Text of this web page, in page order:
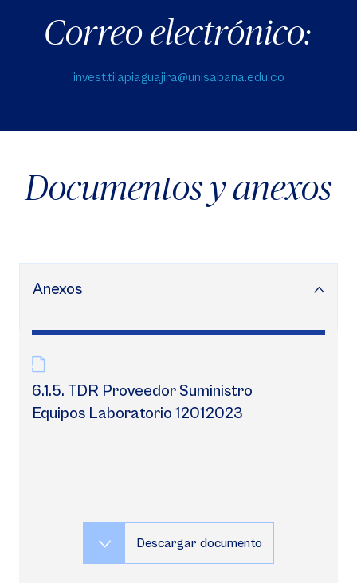
Correo electrónico:
invest.tilapiaguajira@unisabana.edu.co
Documentos y anexos
Anexos
6.1.5. TDR Proveedor Suministro
Equipos Laboratorio 12012023
Descargar documento